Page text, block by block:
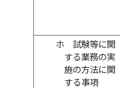
ホ
試験等に関
する業務の実
施の方法に関
する事項